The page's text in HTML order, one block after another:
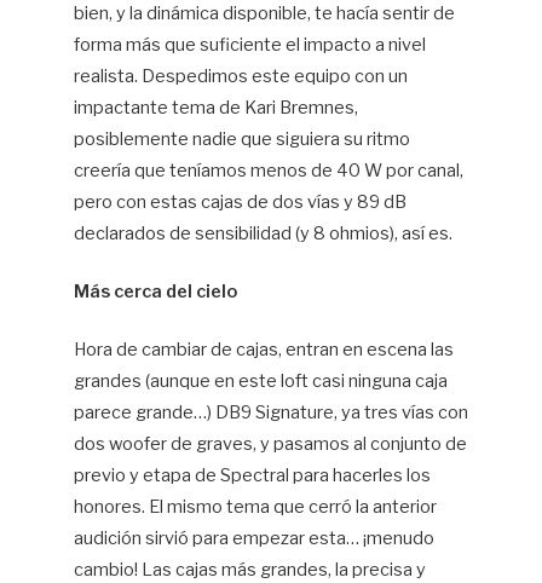
bien, y la dinámica disponible, te hacía sentir de
forma más que suficiente el impacto a nivel
realista. Despedimos este equipo con un
impactante tema de Kari Bremnes,
posiblemente nadie que siguiera su ritmo
creería que teníamos menos de 40 W por canal,
pero con estas cajas de dos vías y 89 dB
declarados de sensibilidad (y 8 ohmios), así es.
Más cerca del cielo
Hora de cambiar de cajas, entran en escena las
grandes (aunque en este loft casi ninguna caja
parece grande…) DB9 Signature, ya tres vías con
dos woofer de graves, y pasamos al conjunto de
previo y etapa de Spectral para hacerles los
honores. El mismo tema que cerró la anterior
audición sirvió para empezar esta… ¡menudo
cambio! Las cajas más grandes, la precisa y